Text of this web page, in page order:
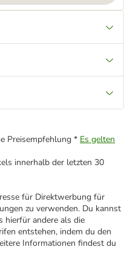
Preisempfehlung * Es gelten
innerhalb der letzten 30
für Direktwerbung für
zu verwenden. Du kannst
hierfür andere als die
entstehen, indem du den
Informationen findest du